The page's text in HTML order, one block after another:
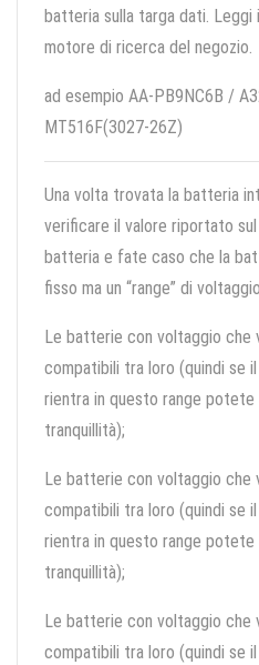
batteria sulla targa dati. Leggi
motore di ricerca del negozio.
ad esempio AA-PB9NC6B /
MT516F(3027-26Z)
Una volta trovata la batteria
verificare il valore riportato
batteria e fate caso che la
fisso ma un “range” di
Le batterie con voltaggio che
compatibili tra loro (quindi se
rientra in questo range
tranquillità);
Le batterie con voltaggio che
compatibili tra loro (quindi se
rientra in questo range
tranquillità);
Le batterie con voltaggio che
compatibili tra loro (quindi se